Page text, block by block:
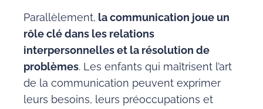
Parallèlement, la communication joue un
rôle clé dans les relations
interpersonnelles et la résolution de
problèmes. Les enfants qui maîtrisent l’art
de la communication peuvent exprimer
leurs besoins, leurs préoccupations et